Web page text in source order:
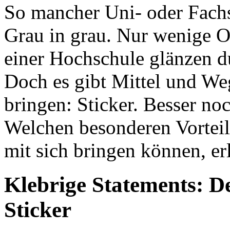
So mancher Uni- oder
Grau in grau. Nur wenige
einer Hochschule glänzen
Doch es gibt Mittel und
bringen: Sticker. Besser
Welchen besonderen
mit sich bringen können,
Klebrige Statements:
Sticker